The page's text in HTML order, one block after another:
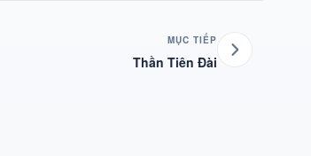
MỤC TIẾP
Thần Tiên Đài